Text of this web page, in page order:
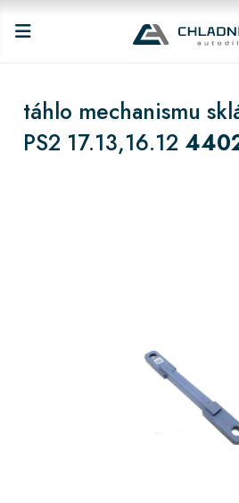
táhlo mechanismu
PS2 17.13,16.12